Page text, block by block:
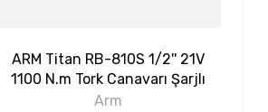
ARM Titan RB-810S 1/2'' 21V
1100 N.m Tork Canavarı Şarjlı
Somun Sökme
Arm